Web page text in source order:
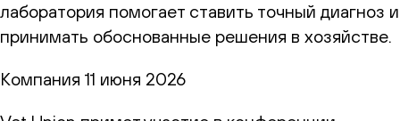
лаборатория помогает ставить точный диагноз и
принимать обоснованные решения в хозяйстве.
Компания 11 июня 2026